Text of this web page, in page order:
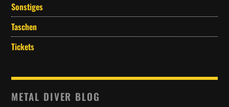
Sonstiges
Taschen
Tickets
METAL DIVER BLOG